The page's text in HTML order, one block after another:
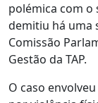
polémica com o
demitiu há uma
Comissão
Gestão da TAP.
O caso